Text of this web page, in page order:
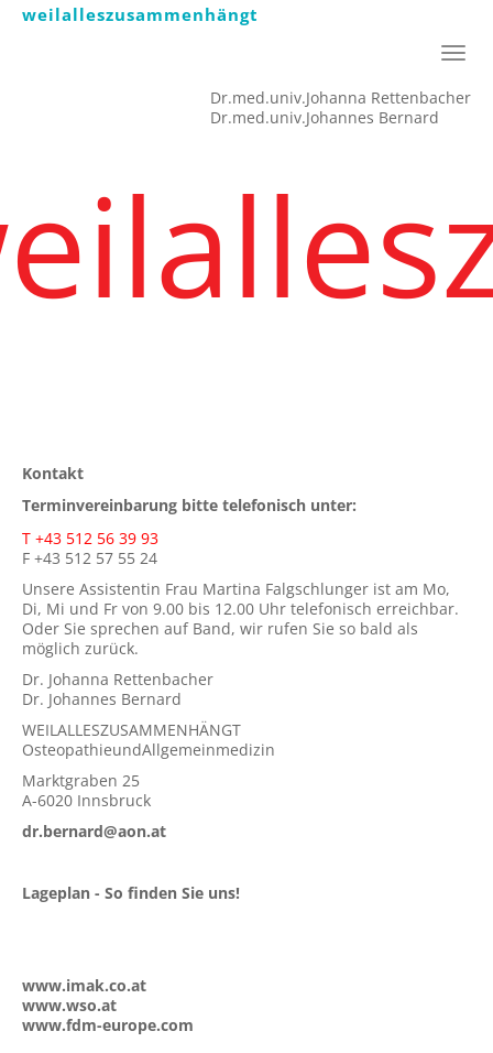
weilalleszusammenhängt
Dr.med.univ.Johanna Rettenbacher
Dr.med.univ.Johannes Bernard
Kontakt
Terminvereinbarung bitte telefonisch unter:
T +43 512 56 39 93
F +43 512 57 55 24
Unsere Assistentin Frau Martina Falgschlunger ist am Mo,
Di, Mi und Fr von 9.00 bis 12.00 Uhr telefonisch erreichbar.
Oder Sie sprechen auf Band, wir rufen Sie so bald als
möglich zurück.
Dr. Johanna Rettenbacher
Dr. Johannes Bernard
WEILALLESZUSAMMENHÄNGT
OsteopathieundAllgemeinmedizin
Marktgraben 25
A-6020 Innsbruck
dr.bernard@aon.at
Lageplan - So finden Sie uns!
www.imak.co.at
www.wso.at
www.fdm-europe.com